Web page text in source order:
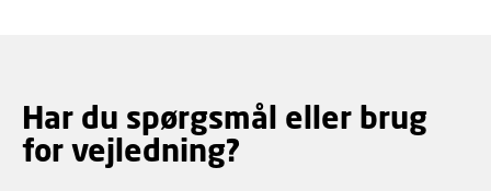
Har du spørgsmål eller brug
for vejledning?